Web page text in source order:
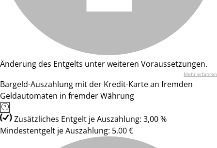
Änderung des Entgelts unter weiteren Voraussetzungen.
Mehr erfahren
Bargeld-Auszahlung mit der Kredit-Karte an fremden
Geldautomaten in fremder Währung
Zusätzliches Entgelt je Auszahlung: 3,00 %
Mindestentgelt je Auszahlung: 5,00 €